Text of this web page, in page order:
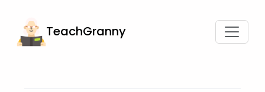
TeachGranny